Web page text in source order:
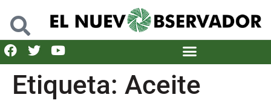
Etiqueta: Aceite